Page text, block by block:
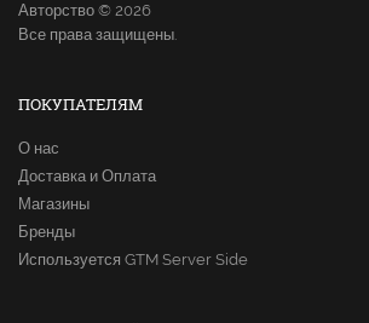
Авторство © 2026
Все права защищены.
ПОКУПАТЕЛЯМ
О нас
Доставка и Оплата
Магазины
Бренды
Используется GTM Server Side